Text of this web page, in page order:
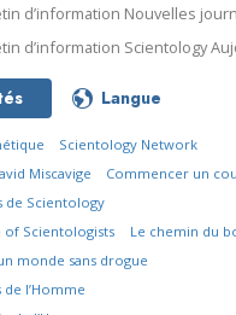
d’information Nouvelles
d’information Scientology
Langue
Scientology Network
Miscavige
Commencer un
de Scientology
of Scientologists
Le chemin du
monde sans drogue
l’Homme